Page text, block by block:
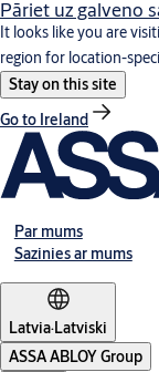
Pāriet uz galveno
It looks like you are
region for location-
Stay on this site
Go to Ireland
Par mums
Sazinies ar mums
Latvia·Latviski
ASSA ABLOY Group